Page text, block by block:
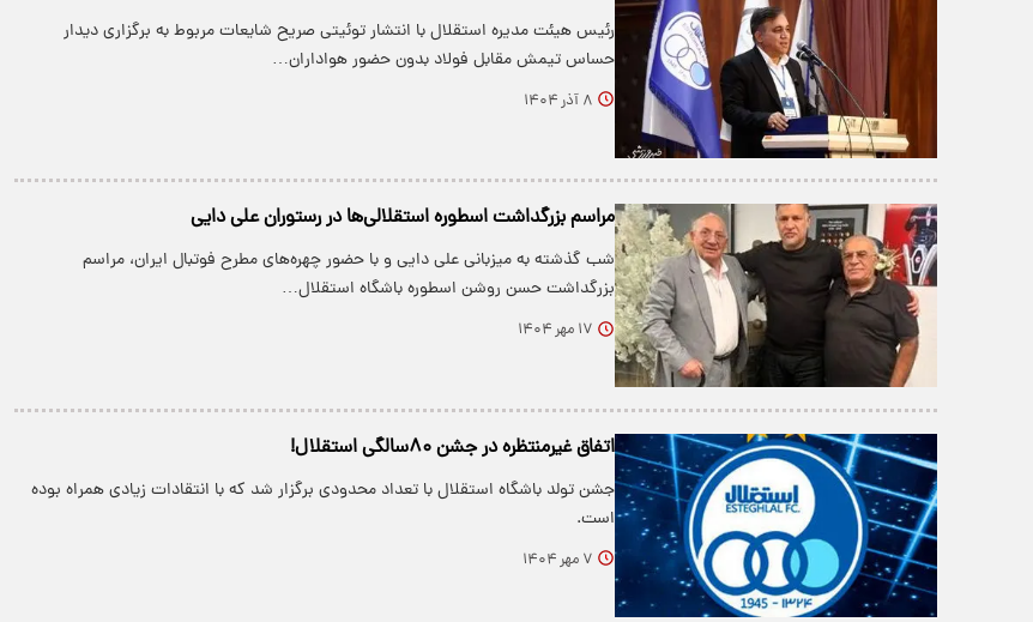
رئیس هیئت مدیره استقلال با انتشار توئیتی صریح شایعات مربوط به برگزاری دیدار
حساس تیمش مقابل فولاد بدون حضور هواداران…
۸ آذر ۱۴۰۴
مراسم بزرگداشت اسطوره استقلالی‌ها در رستوران علی دایی
شب گذشته به میزبانی علی دایی و با حضور چهره‌های مطرح فوتبال ایران، مراسم
بزرگداشت حسن روشن اسطوره باشگاه استقلال…
۱۷ مهر ۱۴۰۴
اتفاق غیرمنتظره در جشن ۸۰سالگی استقلال!
جشن تولد باشگاه استقلال با تعداد محدودی برگزار شد که با انتقادات زیادی همراه بوده
است.
۷ مهر ۱۴۰۴